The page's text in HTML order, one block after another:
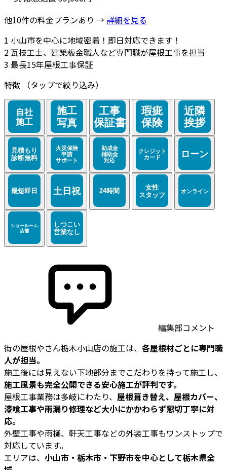
他10件の料金プランあり → 詳細を見る
1 小山市を中心に地域密着！即日対応できます！
2 瓦技工士、建築板金職人など専門職が屋根工事を担当
3 最長15年屋根工事保証
特徴
（タップで絞り込み）
編集部コメント
街の屋根やさん栃木小山店の施工は、 各屋根材ごとに専門職
人が担当。
施工後には見えない下地部分までこだわりを持って施工し、
施工風景も完全公開できる安心施工が評判です。
屋根工事業務は多岐にわたり、 屋根葺き替え、屋根カバー、
漆喰工事や雨漏り修理など大小にかかわらず懇切丁寧に対
応。
外壁工事や雨樋、軒天工事などの外装工事もワンストップで
対応しています。
エリアは、 小山市・栃木市・下野市を中心として栃木県全